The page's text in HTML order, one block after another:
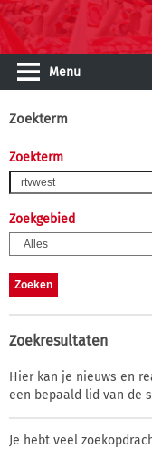
Menu
Zoekterm
Zoekterm
Zoekgebied
Zoekresultaten
Hier kan je nieuws en
een bepaald lid van de
Je hebt veel